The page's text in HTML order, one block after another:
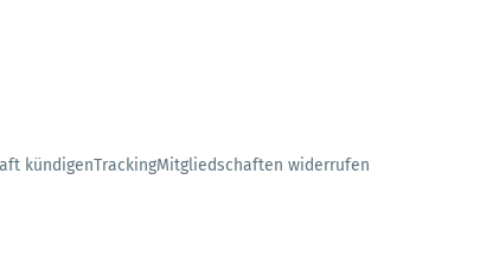
kündigenTrackingMitgliedschaften widerrufen